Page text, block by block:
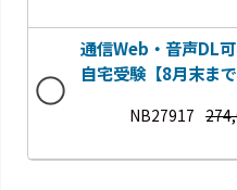
通信Web・音声DL
自宅受験【8月末ま
NB27917